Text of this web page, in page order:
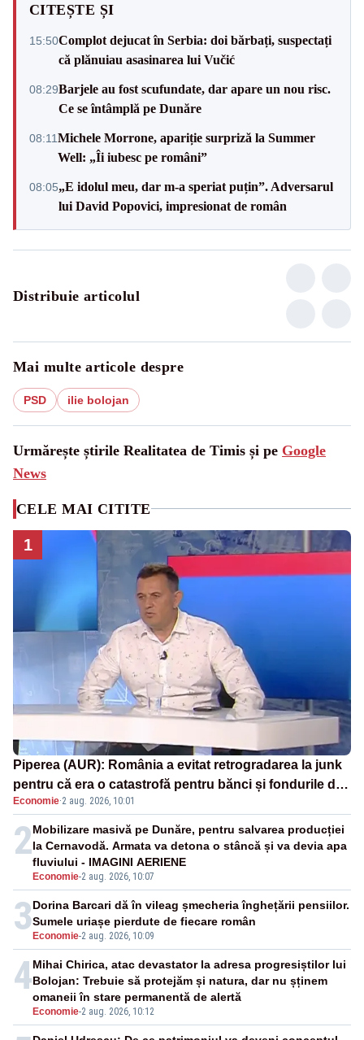
CITEȘTE ȘI
15:50Complot dejucat în Serbia: doi bărbați, suspectați
că plănuiau asasinarea lui Vučić
08:29Barjele au fost scufundate, dar apare un nou risc.
Ce se întâmplă pe Dunăre
08:11Michele Morrone, apariție surpriză la Summer
Well: „Îi iubesc pe români”
08:05„E idolul meu, dar m-a speriat puțin”. Adversarul
lui David Popovici, impresionat de român
Distribuie articolul
Mai multe articole despre
PSD ilie bolojan
Urmărește știrile Realitatea de Timis și pe Google
News
CELE MAI CITITE
1
Piperea (AUR): România a evitat retrogradarea la junk
pentru că era o catastrofă pentru bănci și fondurile de
pensii
Economie·2 aug. 2026, 10:01
2
Economie-2 aug. 2026, 10:07
Mobilizare masivă pe Dunăre, pentru salvarea producției
la Cernavodă. Armata va detona o stâncă și va devia apa
fluviului - IMAGINI AERIENE
3 Economie-2 aug. 2026, 10:09
Dorina Barcari dă în vileag șmecheria înghețării pensiilor.
Sumele uriașe pierdute de fiecare român
4
Economie-2 aug. 2026, 10:12
Mihai Chirica, atac devastator la adresa progresiștilor lui
Bolojan: Trebuie să protejăm și natura, dar nu șținem
omaneii în stare permanentă de alertă